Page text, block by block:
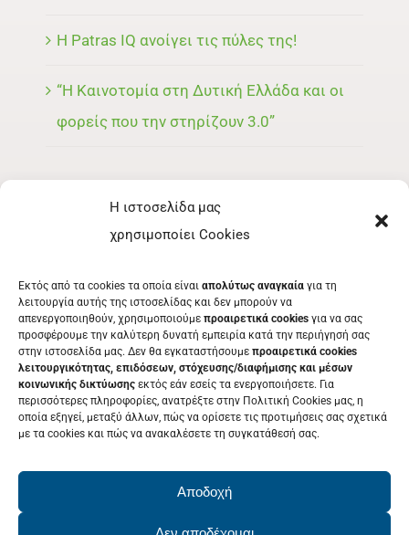
Η ιστοσελίδα μας
χρησιμοποίει Cookies
Εκτός από τα cookies τα οποία είναι απολύτως αναγκαία για τη
λειτουργία αυτής της ιστοσελίδας και δεν μπορούν να
απενεργοποιηθούν, χρησιμοποιούμε προαιρετικά cookies για να σας
προσφέρουμε την καλύτερη δυνατή εμπειρία κατά την περιήγησή σας
στην ιστοσελίδα μας. Δεν θα εγκαταστήσουμε προαιρετικά cookies
λειτουργικότητας, επιδόσεων, στόχευσης/διαφήμισης και μέσων
κοινωνικής δικτύωσης εκτός εάν εσείς τα ενεργοποιήσετε. Για
περισσότερες πληροφορίες, ανατρέξτε στην Πολιτική Cookies μας, η
οποία εξηγεί, μεταξύ άλλων, πώς να ορίσετε τις προτιμήσεις σας σχετικά
με τα cookies και πώς να ανακαλέσετε τη συγκατάθεσή σας.
Αποδοχή
Η Patras IQ ανοίγει τις πύλες της!
“Η Καινοτομία στη Δυτική Ελλάδα και οι
φορείς που την στηρίζουν 3.0”
ΕΘΕΛΟΝΤΉΣ
ΤΑ ΝΈΑ ΜΑΣ
ΕΠΙΚΟΙΝΩΝΊΑ
ΕΚΔΗΛΩΣΕΙΣ
2026